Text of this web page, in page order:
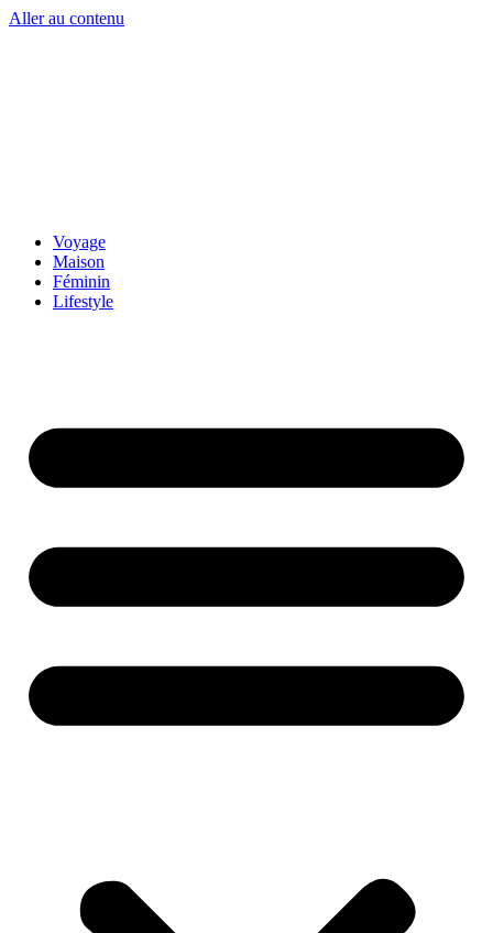
Aller au contenu
Voyage
Maison
Féminin
Lifestyle